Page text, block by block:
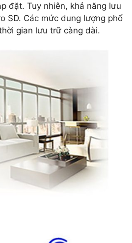
đặt. Tuy nhiên, khả năng lưu
SD. Các mức dung lượng phổ
gian lưu trữ càng dài.